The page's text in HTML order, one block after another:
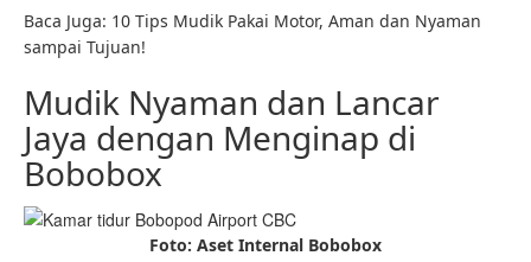
Baca Juga: 10 Tips Mudik Pakai Motor, Aman dan Nyaman
sampai Tujuan!
Mudik Nyaman dan Lancar
Jaya dengan Menginap di
Bobobox
Foto: Aset Internal Bobobox